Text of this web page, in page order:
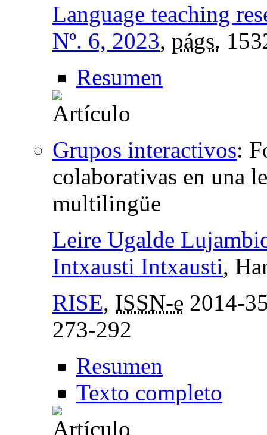
Language teaching
Nº. 6, 2023, págs.
Resumen
Grupos interactivos:
colaborativas en una
multilingüe
Leire Ugalde
Intxausti Intxausti,
RISE, ISSN-e 2014-
273-292
Resumen
Texto completo